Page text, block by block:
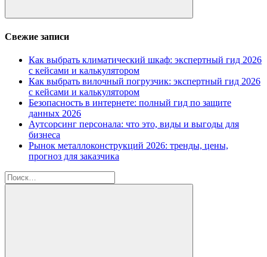
Поиск
Свежие записи
Как выбрать климатический шкаф: экспертный гид 2026
с кейсами и калькулятором
Как выбрать вилочный погрузчик: экспертный гид 2026
с кейсами и калькулятором
Безопасность в интернете: полный гид по защите
данных 2026
Аутсорсинг персонала: что это, виды и выгоды для
бизнеса
Рынок металлоконструкций 2026: тренды, цены,
прогноз для заказчика
Найти: